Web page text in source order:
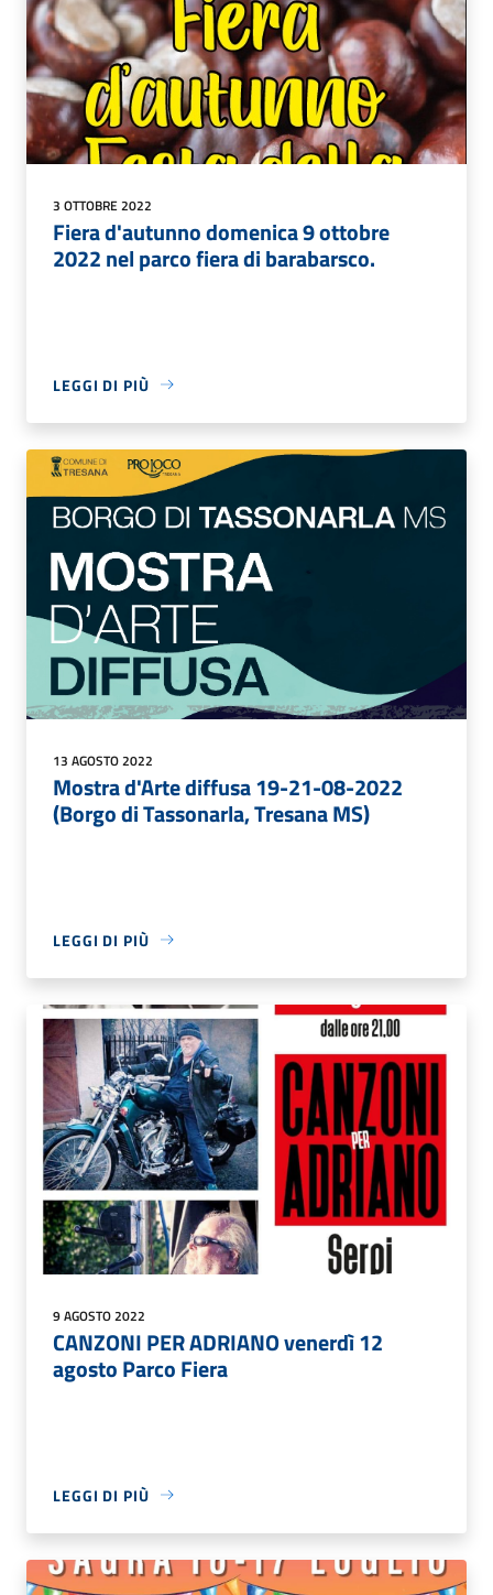
3 OTTOBRE 2022
Fiera d'autunno domenica 9 ottobre
2022 nel parco fiera di barabarsco.
LEGGI DI PIÙ
13 AGOSTO 2022
Mostra d'Arte diffusa 19-21-08-2022
(Borgo di Tassonarla, Tresana MS)
LEGGI DI PIÙ
9 AGOSTO 2022
CANZONI PER ADRIANO venerdì 12
agosto Parco Fiera
LEGGI DI PIÙ